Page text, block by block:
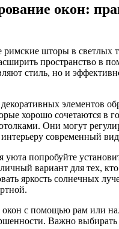
окон:
римские шторы в светлых
пространство в
стиль, но и
элементов
хорошо сочетаются в
Они могут
современный
уюта попробуйте
вариант для тех, кто
яркость солнечных
с помощью рам или
Важно выбирать